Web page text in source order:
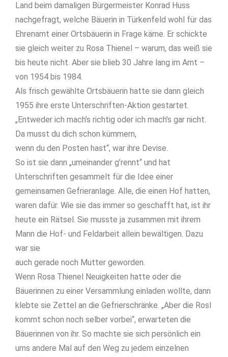
Land beim damaligen Bürgermeister Konrad Huss
nachgefragt, welche Bäuerin in Türkenfeld wohl für das
Ehrenamt einer Ortsbäuerin in Frage käme. Er schickte
sie gleich weiter zu Rosa Thienel – warum, das weiß sie
bis heute nicht. Aber sie blieb 30 Jahre lang im Amt –
von 1954 bis 1984.
Als frisch gewählte Ortsbäuerin hatte sie dann gleich
1955 ihre erste Unterschriften-Aktion gestartet.
„Entweder ich mach’s richtig oder ich mach’s gar nicht.
Da musst du dich schon kümmern,
wenn du den Posten hast“, war ihre Devise.
So ist sie dann „umeinander g’rennt“ und hat
Unterschriften gesammelt für die Idee einer
gemeinsamen Gefrieranlage. Alle, die einen Hof hatten,
waren dafür. Wie sie das immer so geschafft hat, ist ihr
heute ein Rätsel. Sie musste ja zusammen mit ihrem
Mann die Hof- und Feldarbeit allein bewältigen. Dazu
war sie
auch gerade noch Mutter geworden.
Wenn Rosa Thienel Neuigkeiten hatte oder die
Bäuerinnen zu einer Versammlung einladen wollte, dann
klebte sie Zettel an die Gefrierschränke. „Aber die Rosl
kommt schon noch selber vorbei“, erwarteten die
Bäuerinnen von ihr. So machte sie sich persönlich ein
ums andere Mal auf den Weg zu jedem einzelnen